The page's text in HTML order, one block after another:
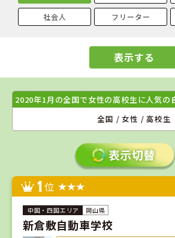
社会人 フリーター
表示する
2020年1月の全国で女性の高校生に人気の
全国 / 女性 / 高校生
1位
岡山県
新倉敷自動車学校